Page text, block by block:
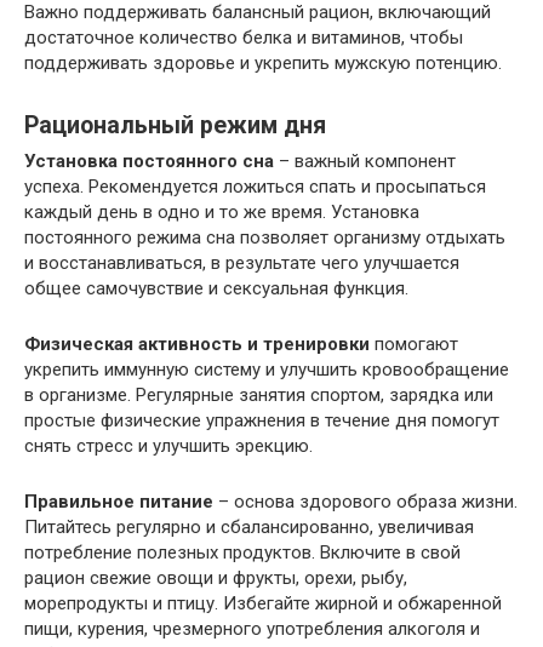
Важно поддерживать балансный рацион, включающий
достаточное количество белка и витаминов, чтобы
поддерживать здоровье и укрепить мужскую потенцию.
Рациональный режим дня
Установка постоянного сна – важный компонент
успеха. Рекомендуется ложиться спать и просыпаться
каждый день в одно и то же время. Установка
постоянного режима сна позволяет организму отдыхать
и восстанавливаться, в результате чего улучшается
общее самочувствие и сексуальная функция.
Физическая активность и тренировки помогают
укрепить иммунную систему и улучшить кровообращение
в организме. Регулярные занятия спортом, зарядка или
простые физические упражнения в течение дня помогут
снять стресс и улучшить эрекцию.
Правильное питание – основа здорового образа жизни.
Питайтесь регулярно и сбалансированно, увеличивая
потребление полезных продуктов. Включите в свой
рацион свежие овощи и фрукты, орехи, рыбу,
морепродукты и птицу. Избегайте жирной и обжаренной
пищи, курения, чрезмерного употребления алкоголя и